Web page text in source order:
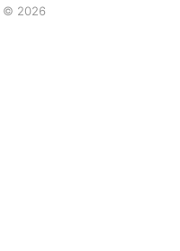
© 2026